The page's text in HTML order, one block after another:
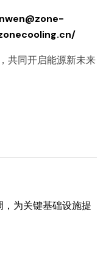
共同开启能源新未来
为关键基础设施提